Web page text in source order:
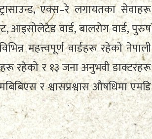
एक्स–रे लगायतका सेवाहरू
वार्ड, बालरोग वार्ड, पुरुष
महत्त्वपूर्ण वार्डहरू रहेको नेपाली
रहेको र १३ जना अनुभवी डाक्टरहरू
र श्वासप्रश्वास औषधिमा एमडि